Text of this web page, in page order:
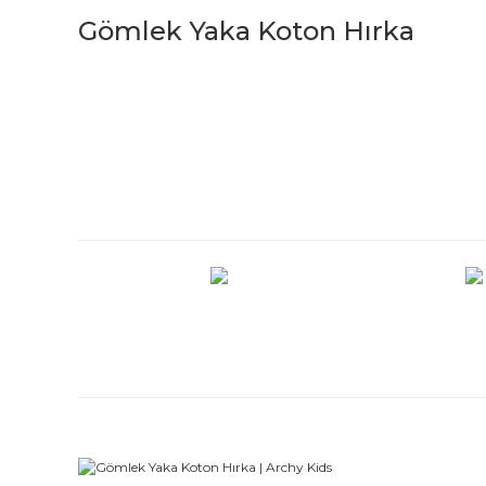
Gömlek Yaka Koton Hırka
Ürün fiyatı diğer sitelerden daha pahalı.